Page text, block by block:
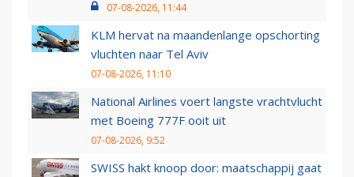
07-08-2026, 11:44
KLM hervat na maandenlange opschorting
vluchten naar Tel Aviv
07-08-2026, 11:10
National Airlines voert langste vrachtvlucht
met Boeing 777F ooit uit
07-08-2026, 9:52
SWISS hakt knoop door: maatschappij gaat